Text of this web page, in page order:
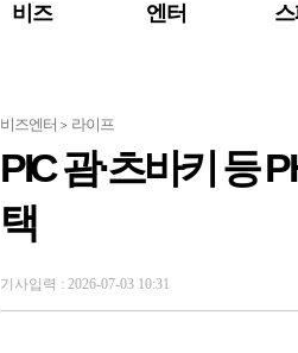
비즈 엔터
비즈엔터 > 라이프
PIC 괌·츠바키 등
택
기사입력 : 2026-07-03 10:31